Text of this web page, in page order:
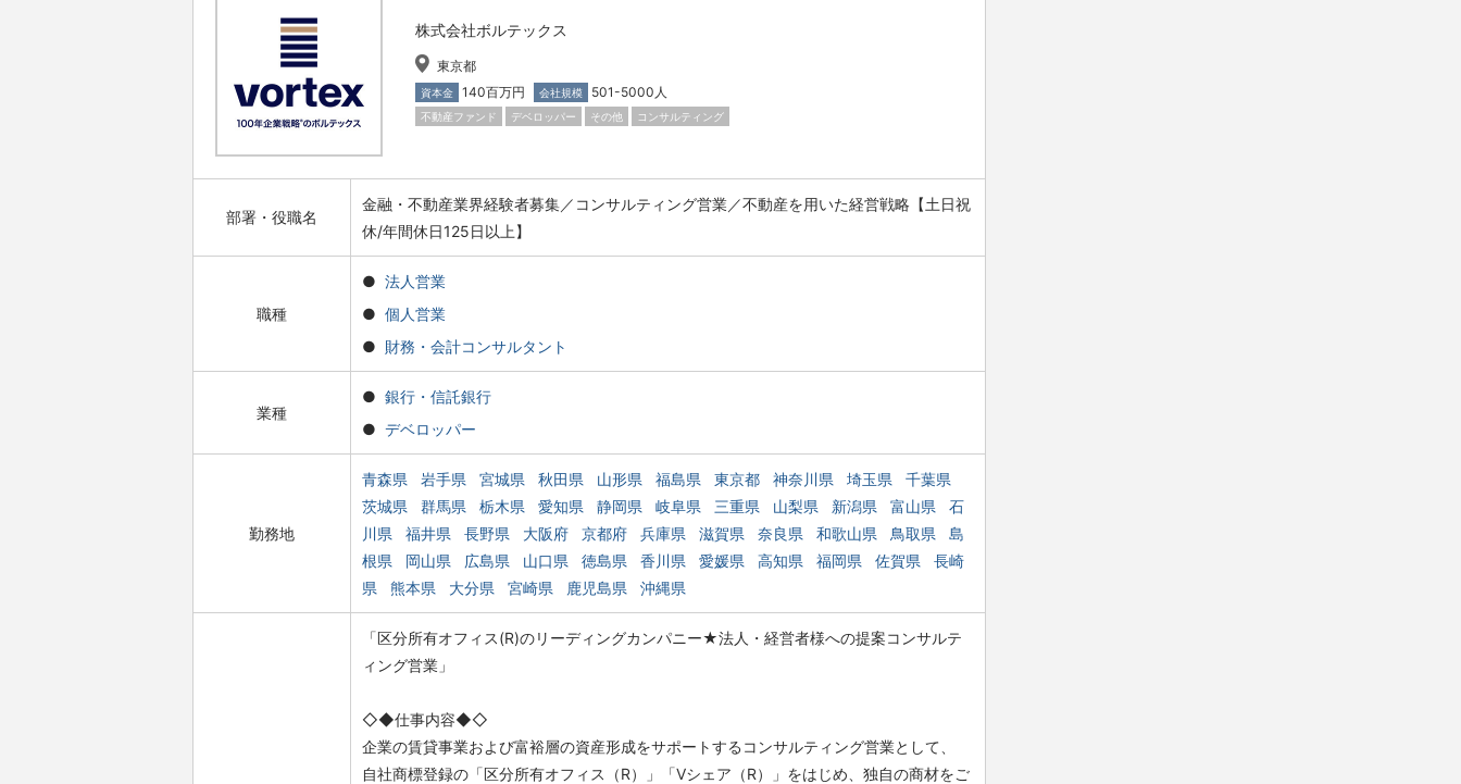
株式会社ボルテックス
東京都
資本金 140百万円 会社規模 501-5000人
不動産ファンド デベロッパー その他 コンサルティング
部署・役職名
金融・不動産業界経験者募集／コンサルティング営業／不動産を用いた経営戦略【土日祝
休/年間休日125日以上】
職種
法人営業
個人営業
財務・会計コンサルタント
業種
銀行・信託銀行
デベロッパー
勤務地
青森県 岩手県 宮城県 秋田県 山形県 福島県 東京都 神奈川県 埼玉県
千葉県
茨城県
群馬県 栃木県 愛知県 静岡県 岐阜県 三重県 山梨県 新潟県 富山県
石
川県
福井県 長野県 大阪府 京都府 兵庫県 滋賀県 奈良県 和歌山県 鳥取県
島
根県
岡山県 広島県 山口県 徳島県 香川県 愛媛県 高知県 福岡県 佐賀県
長崎
県
熊本県 大分県 宮崎県 鹿児島県 沖縄県
「区分所有オフィス(R)のリーディングカンパニー★法人・経営者様への提案コンサルテ
ィング営業」
◇◆仕事内容◆◇
企業の賃貸事業および富裕層の資産形成をサポートするコンサルティング営業として、
自社商標登録の「区分所有オフィス（R）」「Vシェア（R）」をはじめ、独自の商材をご